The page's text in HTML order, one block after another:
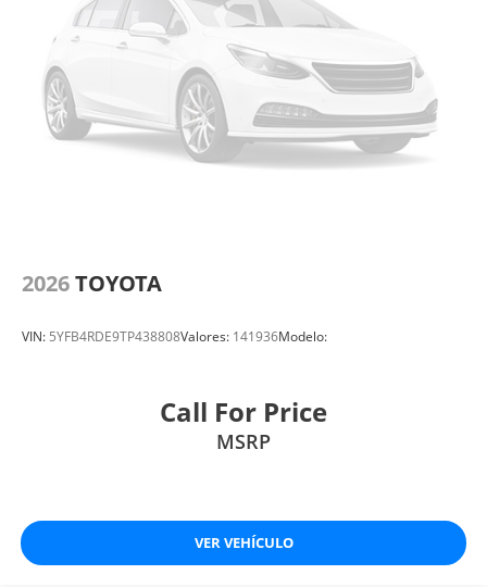
2026TOYOTA
VIN: 5YFB4RDE9TP438808Valores: 141936Modelo:
Call For Price
MSRP
VER VEHÍCULO